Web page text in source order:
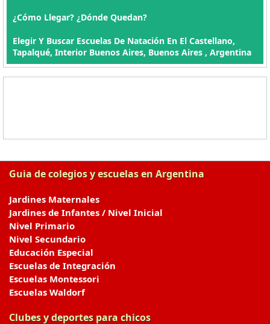
¿Cómo Llegar? ¿Dónde Quedan?
Elegir Y Buscar Escuelas De Natación En El Castellano,
Tapalqué, Interior Buenos Aires, Buenos Aires , Argentina
Guia de colegios y escuelas en Argentina
Jardines Maternales
Jardines de Infantes / Nivel Inicial
Nivel Primario
Nivel Secundario
Educación Especial
Escuelas de Integración
Escuelas Montessori
Escuelas Waldorf
Clubes y deportes para chicos